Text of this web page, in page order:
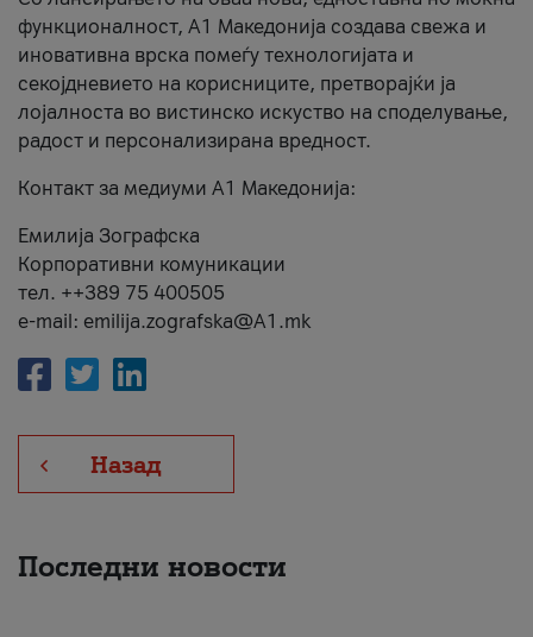
функционалност, А1 Македонија создава свежа и
иновативна врска помеѓу технологијата и
секојдневието на корисниците, претворајќи ја
лојалноста во вистинско искуство на споделување,
радост и персонализирана вредност.
Контакт за медиуми А1 Македонија:
Емилија Зографска
Корпоративни комуникации
тел. ++389 75 400505
e-mail: emilija.zografska@A1.mk
Назад
Последни новости